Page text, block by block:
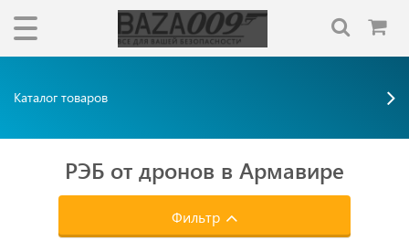
Каталог товаров
РЭБ от дронов в Армавире
Фильтр